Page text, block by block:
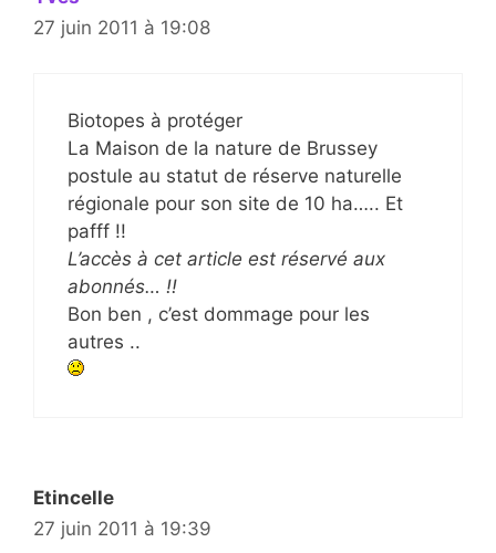
27 juin 2011 à 19:08
Biotopes à protéger
La Maison de la nature de Brussey
postule au statut de réserve naturelle
régionale pour son site de 10 ha….. Et
pafff !!
L’accès à cet article est réservé aux
abonnés… !!
Bon ben , c’est dommage pour les
autres ..
Etincelle
27 juin 2011 à 19:39